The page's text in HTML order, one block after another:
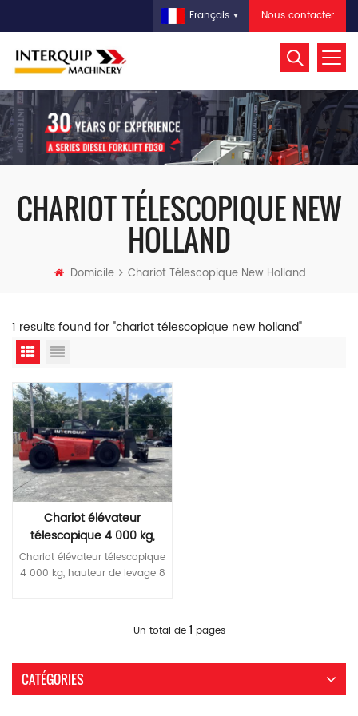
Nous contacter
Français
CHARIOT TÉLESCOPIQUE NEW
HOLLAND
Domicile Chariot Télescopique New Holland
1 results found for "chariot télescopique new holland"
Chariot élévateur
télescopique 4 000 kg,
hauteur de levage 8 000
mm, tout-terrain,
Chariot élévateur télescopique
4 000 kg, hauteur de levage 8
maximale : 8 mCharge
tonnesEntraînement par
convertisseur de
Un total de 1 pages
CATÉGORIES